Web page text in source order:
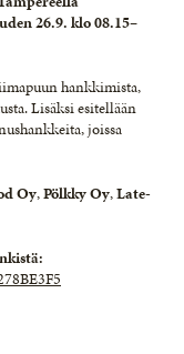
26.9. klo 08.15–
hankkimista,
Lisäksi esitellään
joissa
Oy,Pölkky Oy,Late-